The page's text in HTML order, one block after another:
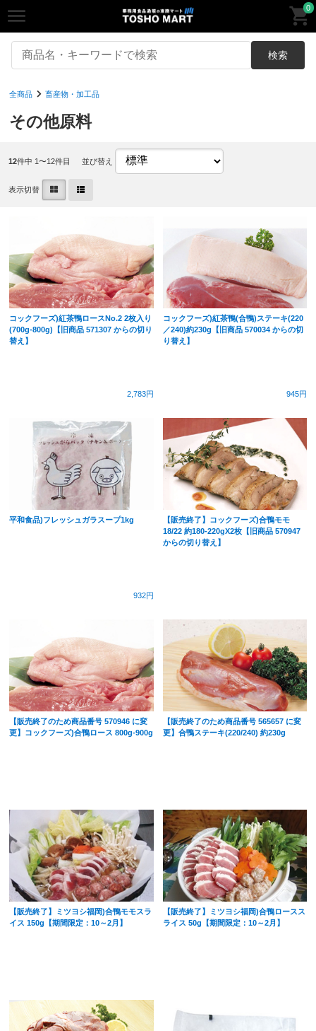
0
検索
全商品 畜産物・加工品
その他原料
12件中 1〜12件目 並び替え
表示切替
コックフーズ)紅茶鴨ロースNo.2 2枚入り
(700g-800g)【旧商品 571307 からの切り
替え】
2,783円
コックフーズ)紅茶鴨(合鴨)ステーキ(220
／240)約230g【旧商品 570034 からの切
り替え】
945円
平和食品)フレッシュガラスープ1kg
932円
【販売終了】コックフーズ)合鴨モモ
18/22 約180-220gX2枚【旧商品 570947
からの切り替え】
【販売終了のため商品番号 570946 に変
更】コックフーズ)合鴨ロース 800g-900g
【販売終了のため商品番号 565657 に変
更】合鴨ステーキ(220/240) 約230g
【販売終了】ミツヨシ福岡)合鴨モモスラ
イス 150g【期間限定：10～2月】
【販売終了】ミツヨシ福岡)合鴨ロースス
ライス 50g【期間限定：10～2月】